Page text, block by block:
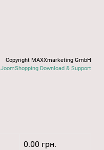
Copyright MAXXmarketing GmbH
JoomShopping Download & Support
0.00 грн.